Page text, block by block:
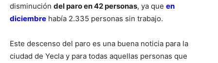
disminución del paro en 42 personas, ya que en
diciembre había 2.335 personas sin trabajo.
Este descenso del paro es una buena noticia para la
ciudad de Yecla y para todas aquellas personas que